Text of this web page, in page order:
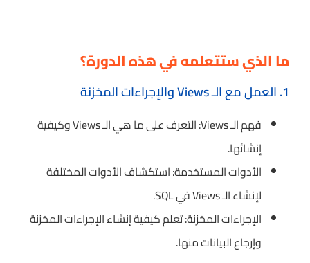
ما الذي ستتعلمه في هذه الدورة؟
1. العمل مع الـ Views والإجراءات المخزنة
فهم الـ Views: التعرف على ما هي الـ Views وكيفية
إنشائها.
الأدوات المستخدمة: استكشاف الأدوات المختلفة
لإنشاء الـ Views في SQL.
الإجراءات المخزنة: تعلم كيفية إنشاء الإجراءات المخزنة
وإرجاع البيانات منها.